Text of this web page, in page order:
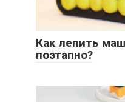
Как лепить
поэтапно?